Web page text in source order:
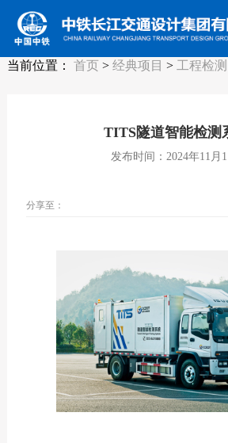
当前位置： 首页> 经典项目 > 工程检测
TITS隧道智能检测
发布时间：2024年11月
分享至：